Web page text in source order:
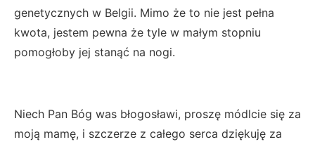
genetycznych w Belgii. Mimo że to nie jest pełna
kwota, jestem pewna że tyle w małym stopniu
pomogłoby jej stanąć na nogi.
Niech Pan Bóg was błogosławi, proszę módlcie się za
moją mamę, i szczerze z całego serca dziękuję za